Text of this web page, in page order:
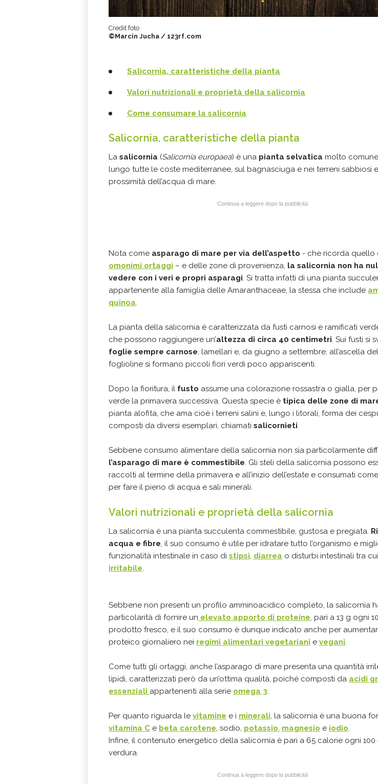
Credit foto
©Marcin Jucha / 123rf.com
Salicornia, caratteristiche della pianta
Valori nutrizionali e proprietà della salicornia
Come consumare la salicornia
Salicornia, caratteristiche della pianta
La salicornia (Salicornia europaea) è una pianta selvatica molto
lungo tutte le coste mediterranee, sul bagnasciuga e nei terreni sabbiosi
prossimità dell’acqua di mare.
Continua a leggere dopo la pubblicità
Nota come asparago di mare per via dell’aspetto - che ricorda quello
omonimi ortaggi – e delle zone di provenienza, la salicornia non ha
vedere con i veri e propri asparagi. Si tratta infatti di una pianta
appartenente alla famiglia delle Amaranthaceae, la stessa che include
quinoa.
La pianta della salicornia è caratterizzata da fusti carnosi e ramificati
che possono raggiungere un’altezza di circa 40 centimetri. Sui fusti si
foglie sempre carnose, lamellari e, da giugno a settembre, all’ascella
foglioline si formano piccoli fiori verdi poco appariscenti.
Dopo la fioritura, il fusto assume una colorazione rossastra o gialla, per
verde la primavera successiva. Questa specie è tipica delle zone di
pianta alofita, che ama cioè i terreni salini e, lungo i litorali, forma dei
composti da diversi esemplari, chiamati salicornieti.
Sebbene consumo alimentare della salicornia non sia particolarmente
l’asparago di mare è commestibile. Gli steli della salicornia possono
raccolti al termine della primavera e all’inizio dell’estate e consumati
per fare il pieno di acqua e sali minerali.
Valori nutrizionali e proprietà della salicornia
La salicornia è una pianta succulenta commestibile, gustosa e pregiata.
acqua e fibre, il suo consumo è utile per idratare tutto l’organismo e
funzionalità intestinale in caso di stipsi, diarrea o disturbi intestinali tra
irritabile.
Sebbene non presenti un profilo amminoacidico completo, la salicornia
particolarità di fornire un elevato apporto di proteine, pari a 13 g ogni
prodotto fresco, e il suo consumo è dunque indicato anche per
proteico giornaliero nei regimi alimentari vegetariani e vegani.
Come tutti gli ortaggi, anche l’asparago di mare presenta una quantità
lipidi, caratterizzati però da un’ottima qualità, poiché composti da acidi
essenziali appartenenti alla serie omega 3.
Per quanto riguarda le vitamine e i minerali, la salicornia è una buona
vitamina C e beta carotene, sodio, potassio, magnesio e iodio.
Infine, il contenuto energetico della salicornia è pari a 65 calorie ogni 100
verdura.
Continua a leggere dopo la pubblicità